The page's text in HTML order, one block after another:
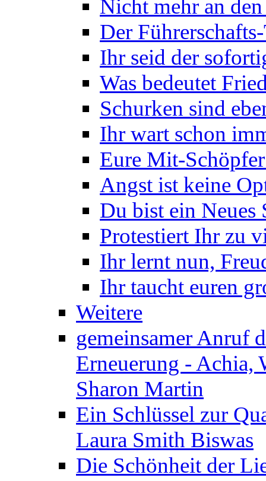
Nicht mehr an
Der
Ihr seid der
Was bedeutet
Schurken sind
Ihr wart schon
Eure Mit-
Angst ist keine
Du bist ein
Protestiert Ihr zu
Ihr lernt nun,
Ihr taucht euren
Weitere
gemeinsamer Anruf
Erneuerung - Achia,
Sharon Martin
Ein Schlüssel zur
Laura Smith Biswas
Die Schönheit der